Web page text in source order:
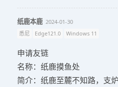
纸鹿本鹿 2024-01-30
悉尼
Edge121.0 Windows 11
申请友链
名称：纸鹿摸鱼处
简介：纸鹿至麓不知路，支